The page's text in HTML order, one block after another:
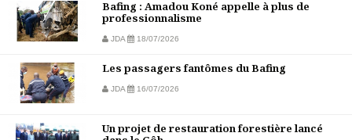
Bafing : Amadou Koné appelle à plus de
professionnalisme
JDA 18/07/2026
Les passagers fantômes du Bafing
JDA 16/07/2026
Un projet de restauration forestière lancé